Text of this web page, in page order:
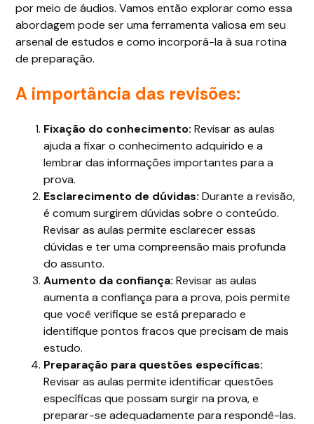
por meio de áudios. Vamos então explorar como essa
abordagem pode ser uma ferramenta valiosa em seu
arsenal de estudos e como incorporá-la à sua rotina
de preparação.
A importância das revisões:
Fixação do conhecimento: Revisar as aulas
ajuda a fixar o conhecimento adquirido e a
lembrar das informações importantes para a
prova.
Esclarecimento de dúvidas: Durante a revisão,
é comum surgirem dúvidas sobre o conteúdo.
Revisar as aulas permite esclarecer essas
dúvidas e ter uma compreensão mais profunda
do assunto.
Aumento da confiança: Revisar as aulas
aumenta a confiança para a prova, pois permite
que você verifique se está preparado e
identifique pontos fracos que precisam de mais
estudo.
Preparação para questões específicas:
Revisar as aulas permite identificar questões
específicas que possam surgir na prova, e
preparar-se adequadamente para respondê-las.